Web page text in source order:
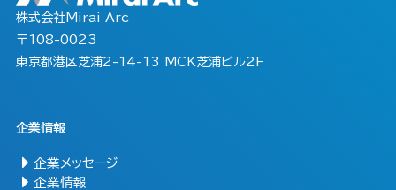
株式会社Mirai Arc
〒108-0023
東京都港区芝浦2-14-13 MCK芝浦ビル2F
企業情報
企業メッセージ
企業情報